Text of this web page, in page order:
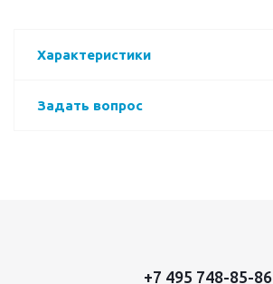
Характеристики
Задать вопрос
+7 495 748-85-86